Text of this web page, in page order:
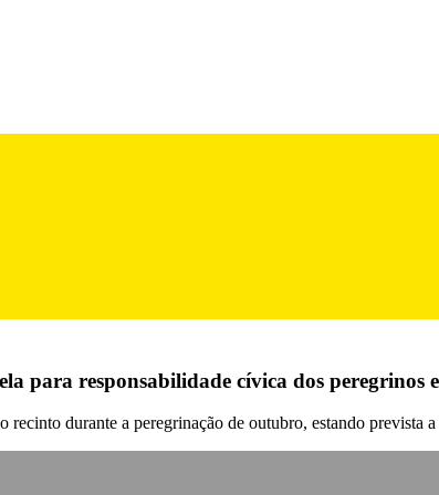
para responsabilidade cívica dos peregrinos
recinto durante a peregrinação de outubro, estando prevista